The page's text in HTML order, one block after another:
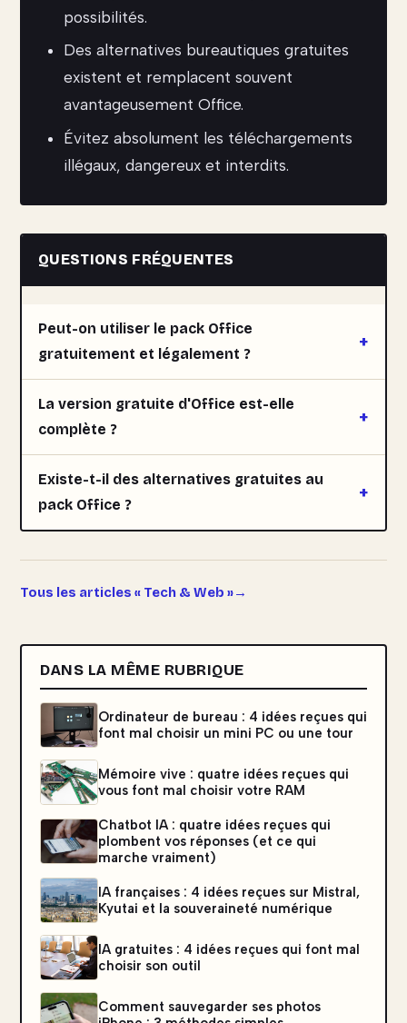
possibilités.
Des alternatives bureautiques gratuites
existent et remplacent souvent
avantageusement Office.
Évitez absolument les téléchargements
illégaux, dangereux et interdits.
QUESTIONS FRÉQUENTES
Peut-on utiliser le pack Office
gratuitement et légalement ?
La version gratuite d'Office est-elle
complète ?
Existe-t-il des alternatives gratuites au
pack Office ?
Tous les articles « Tech & Web »
DANS LA MÊME RUBRIQUE
Ordinateur de bureau : 4 idées reçues qui
font mal choisir un mini PC ou une tour
Mémoire vive : quatre idées reçues qui
vous font mal choisir votre RAM
Chatbot IA : quatre idées reçues qui
plombent vos réponses (et ce qui
marche vraiment)
IA françaises : 4 idées reçues sur Mistral,
Kyutai et la souveraineté numérique
IA gratuites : 4 idées reçues qui font mal
choisir son outil
Comment sauvegarder ses photos